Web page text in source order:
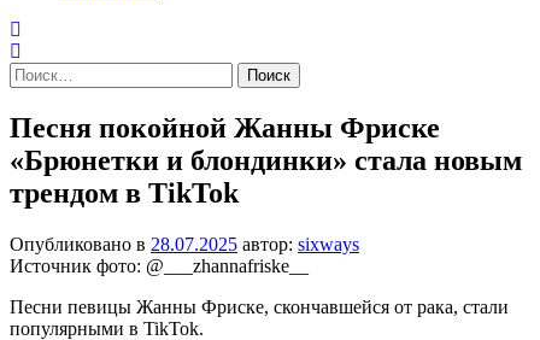
Найти:
Песня покойной Жанны Фриске
«Брюнетки и блондинки» стала новым
трендом в TikTok
Опубликовано в 28.07.2025 автор: sixways
Источник фото: @___zhannafriske__
Песни певицы Жанны Фриске, скончавшейся от рака, стали
популярными в TikTok.